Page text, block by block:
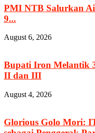
PMI NTB Salurkan
9...
August 6, 2026
Bupati Iron Melantik
II dan III
August 4, 2026
Glorious Golo Mori: